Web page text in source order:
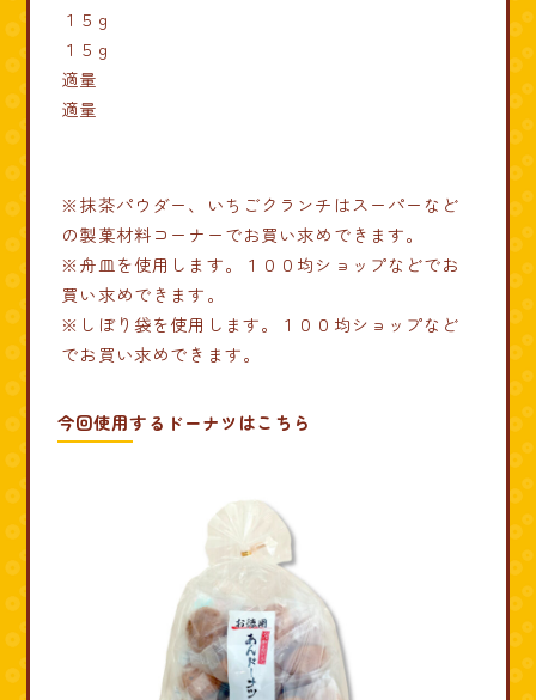
１５g
１５g
適量
適量
※抹茶パウダー、いちごクランチはスーパーなど
の製菓材料コーナーでお買い求めできます。
※舟皿を使用します。１００均ショップなどでお
買い求めできます。
※しぼり袋を使用します。１００均ショップなど
でお買い求めできます。
今回使用するドーナツはこちら